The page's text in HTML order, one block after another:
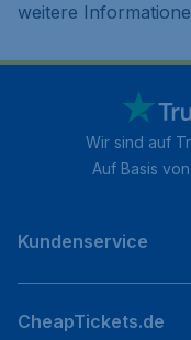
weitere
Wir sind auf
Auf Basis von
Kundenservice
CheapTickets.de